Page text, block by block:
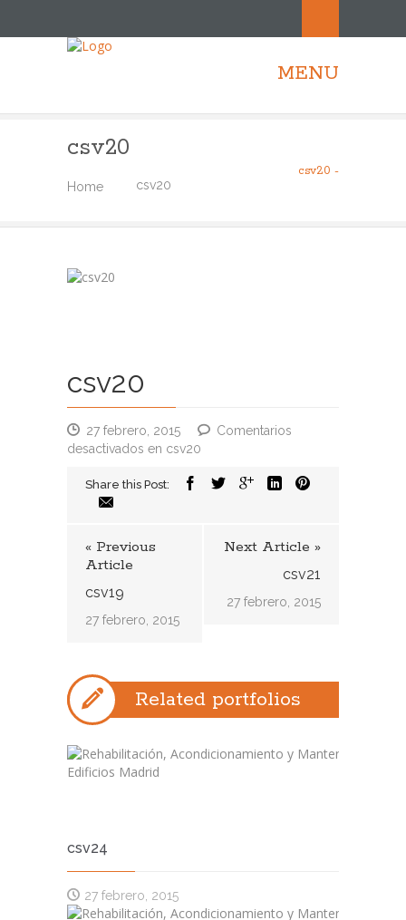
MENU
csv20
csv20 -
Home csv20
csv20
27 febrero, 2015
Comentarios
desactivados en csv20
Share this Post:
« Previous
Article
csv19
27 febrero, 2015
Next Article »
csv21
27 febrero, 2015
Related portfolios
csv24
27 febrero, 2015